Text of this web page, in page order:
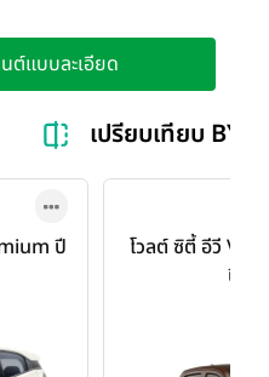
ต์แบบละเอียด
เปรียบเทียบ
ปี
โวลต์ ซิตี้ อีวี
ปี